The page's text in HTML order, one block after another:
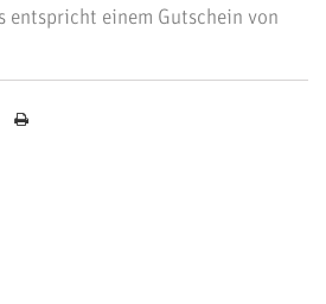
entspricht einem Gutschein von